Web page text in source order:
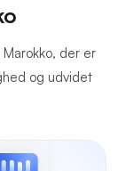
der er
og udvidet